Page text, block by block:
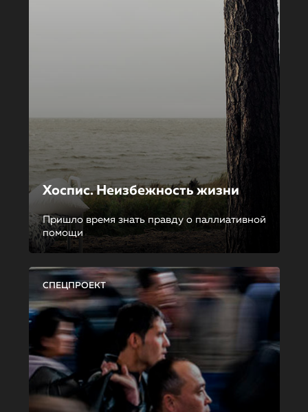
Хоспис. Неизбежность жизни
Пришло время знать правду о паллиативной
помощи
СПЕЦПРОЕКТ